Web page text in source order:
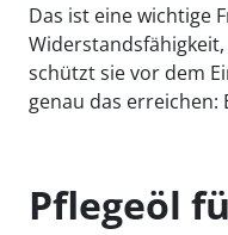
Das ist eine wichtige
schützt sie vor dem
genau das
Pflegeöl